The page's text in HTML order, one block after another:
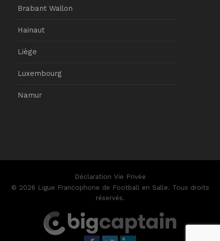
Brabant Wallon
Hainaut
Liège
Luxembourg
Namur
Déclaration Vie Privée
© 2026 Ligue Francophone de Football en Salle. Tous droits
réservés.